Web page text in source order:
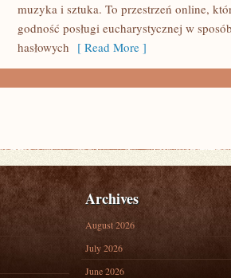
muzyka i sztuka. To przestrzeń online,
godność posługi eucharystycznej w
hasłowych [ Read More ]
Archives
August 2026
July 2026
June 2026